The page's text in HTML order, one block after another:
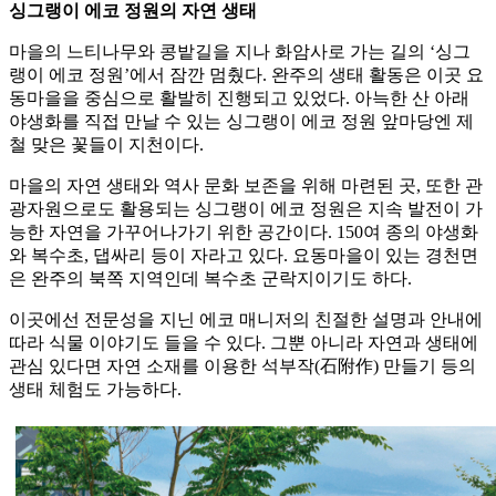
싱그랭이 에코 정원의 자연 생태
마을의 느티나무와 콩밭길을 지나 화암사로 가는 길의 ‘싱그
랭이 에코 정원’에서 잠깐 멈췄다. 완주의 생태 활동은 이곳 요
동마을을 중심으로 활발히 진행되고 있었다. 아늑한 산 아래
야생화를 직접 만날 수 있는 싱그랭이 에코 정원 앞마당엔 제
철 맞은 꽃들이 지천이다.
마을의 자연 생태와 역사 문화 보존을 위해 마련된 곳, 또한 관
광자원으로도 활용되는 싱그랭이 에코 정원은 지속 발전이 가
능한 자연을 가꾸어나가기 위한 공간이다. 150여 종의 야생화
와 복수초, 댑싸리 등이 자라고 있다. 요동마을이 있는 경천면
은 완주의 북쪽 지역인데 복수초 군락지이기도 하다.
이곳에선 전문성을 지닌 에코 매니저의 친절한 설명과 안내에
따라 식물 이야기도 들을 수 있다. 그뿐 아니라 자연과 생태에
관심 있다면 자연 소재를 이용한 석부작(石附作) 만들기 등의
생태 체험도 가능하다.